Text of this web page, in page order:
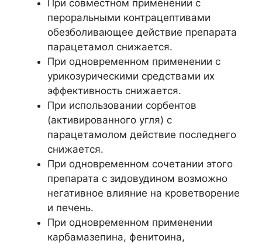
При совместном применении с
пероральными контрацептивами
обезболивающее действие препарата
парацетамол снижается.
При одновременном применении с
урикозурическими средствами их
эффективность снижается.
При использовании сорбентов
(активированного угля) с
парацетамолом действие последнего
снижается.
При одновременном сочетании этого
препарата с зидовудином возможно
негативное влияние на кроветворение
и печень.
При одновременном применении
карбамазепина, фенитоина,